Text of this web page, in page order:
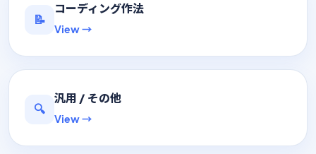
📝
コーディング作法
View →
🔍
汎用 / その他
View →